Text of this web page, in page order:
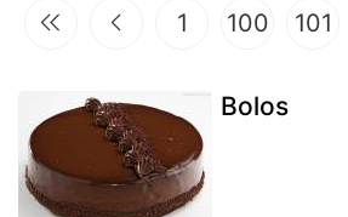
1 100 101
Bolos